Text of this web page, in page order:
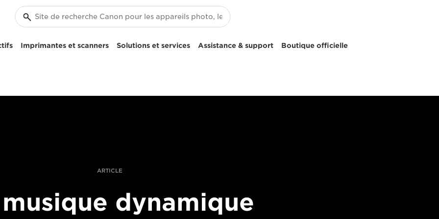
Imprimantes et scanners Solutions et services Assistance & support Boutique officielle
ARTICLE
dynamique